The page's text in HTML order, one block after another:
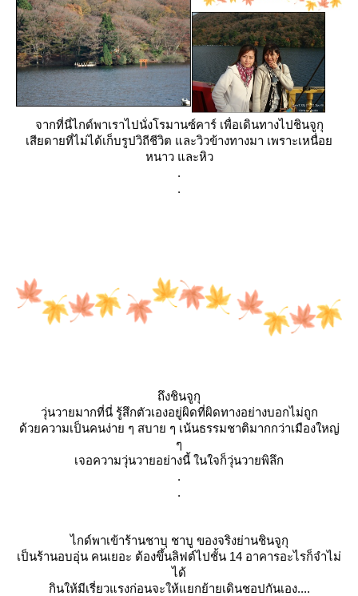
จากที่นี่ไกด์พาเราไปนั่งโรมานซ์คาร์ เพื่อเดินทางไปชินจูกุ
เสียดายที่ไม่ได้เก็บรูปวิถีชีวิต และวิวข้างทางมา เพราะเหนื่อ
หนาว และหิว
.
.
ถึงชินจูกุ
วุ่นวายมากที่นี่ รู้สึกตัวเองอยู่ผิดที่ผิดทางอย่างบอกไม่ถูก
ด้วยความเป็นคนง่าย ๆ สบาย ๆ เน้นธรรมชาติมากกว่าเมืองใหญ่
ๆ
เจอความวุ่นวายอย่างนี้ ในใจก็วุ่นวายพิลึก
.
.
ไกด์พาเข้าร้านชาบุ ชาบู ของจริงย่านชินจูกุ
เป็นร้านอบอุ่น คนเยอะ ต้องขึ้นลิฟต์ไปชั้น 14 อาคารอะไรก็จำไม่
ได้
กินให้มีเรี่ยวแรงก่อนจะให้แยกย้ายเดินชอปกันเอง....